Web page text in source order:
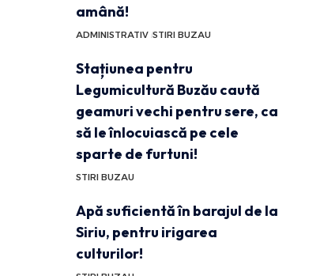
amână!
ADMINISTRATIV STIRI BUZAU
Stațiunea pentru
Legumicultură Buzău caută
geamuri vechi pentru sere, ca
să le înlocuiască pe cele
sparte de furtuni!
STIRI BUZAU
Apă suficientă în barajul de la
Siriu, pentru irigarea
culturilor!